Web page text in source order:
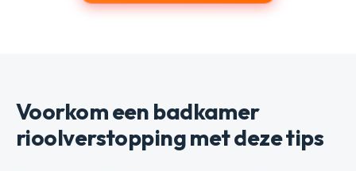
Voorkom een badkamer
rioolverstopping met deze tips